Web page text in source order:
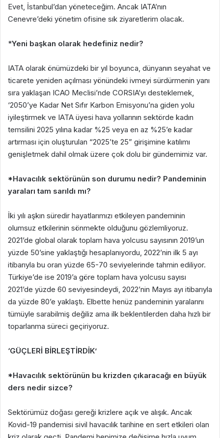
Evet, İstanbul’dan yöneteceğim. Ancak IATA’nın
Cenevre’deki yönetim ofisine sık ziyaretlerim olacak.
*Yeni başkan olarak hedefiniz nedir?
IATA olarak önümüzdeki bir yıl boyunca, dünyanın seyahat ve
ticarete yeniden açılması yönündeki ivmeyi sürdürmenin yanı
sıra yaklaşan ICAO Meclisi’nde CORSIA’yı desteklemek,
‘2050’ye Kadar Net Sıfır Karbon Emisyonu’na giden yolu
iyileştirmek ve IATA üyesi hava yollarının sektörde kadın
temsilini 2025 yılına kadar %25 veya en az %25’e kadar
artırması için oluşturulan “2025’te 25” girişimine katılımı
genişletmek dahil olmak üzere çok dolu bir gündemimiz var.
*Havacılık sektörünün son durumu nedir? Pandeminin
yaraları tam sarıldı mı?
İki yılı aşkın süredir hayatlarımızı etkileyen pandeminin
olumsuz etkilerinin sönmekte olduğunu gözlemliyoruz.
2021’de global olarak toplam hava yolcusu sayısının 2019’un
yüzde 50’sine yaklaştığı hesaplanıyordu, 2022’nin ilk 5 ayı
itibarıyla bu oran yüzde 65-70 seviyelerinde tahmin ediliyor.
Türkiye’de ise 2019’a göre toplam hava yolcusu sayısı
2021’de yüzde 60 seviyesindeydi, 2022’nin Mayıs ayı itibarıyla
da yüzde 80’e yaklaştı. Elbette henüz pandeminin yaralarını
tümüyle sarabilmiş değiliz ama ilk beklentilerden daha hızlı bir
toparlanma süreci geçiriyoruz.
‘GÜÇLERİ BİRLEŞTİRDİK’
*Havacılık sektörünün bu krizden çıkaracağı en büyük
ders nedir sizce?
Sektörümüz doğası gereği krizlere açık ve alışık. Ancak
Kovid-19 pandemisi sivil havacılık tarihine en sert etkileri olan